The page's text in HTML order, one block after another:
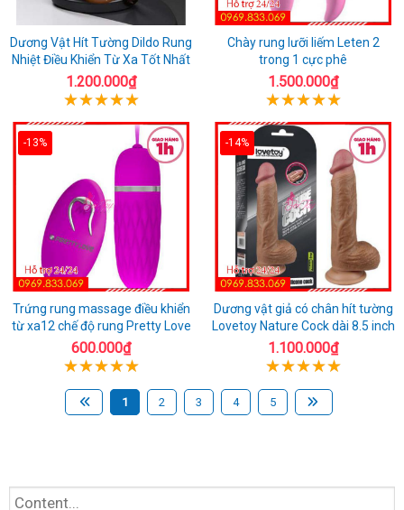
Dương Vật Hít Tường Dildo Rung
Nhiệt Điều Khiển Từ Xa Tốt Nhất
1.200.000₫
Chày rung lưỡi liếm Leten 2
trong 1 cực phê
1.500.000₫
-13%
Trứng rung massage điều khiển
từ xa12 chế độ rung Pretty Love
600.000₫
-14%
Dương vật giả có chân hít tường
Lovetoy Nature Cock dài 8.5 inch
1.100.000₫
1 2 3 4 5